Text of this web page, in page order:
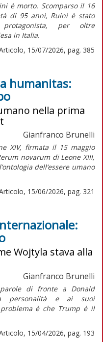
è morto. Scomparso il 16
di 95 anni, Ruini è stato
per oltre
in Italia.
15/07/2026, pag. 385
humanitas:
nella prima
Gianfranco Brunelli
XIV, firmata il 15 maggio
novarumdi Leone XIII,
dell’essere umano
15/06/2026, pag. 321
Wojtyla stava alla
Gianfranco Brunelli
di fronte a Donald
personalità e ai suoi
è che Trump è il
15/04/2026, pag. 193